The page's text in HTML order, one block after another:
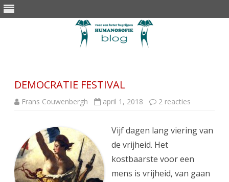
DEMOCRATIE FESTIVAL
Frans Couwenbergh april 1, 2018 2 reacties
Vijf dagen lang viering van
de vrijheid. Het
kostbaarste voor een
mens is vrijheid, van gaan